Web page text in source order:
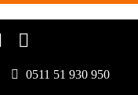
0511 51 930 950